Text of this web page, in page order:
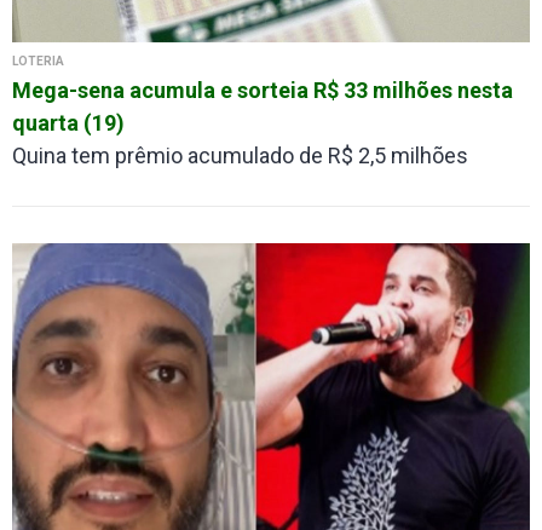
LOTERIA
Mega-sena acumula e sorteia R$ 33 milhões nesta
quarta (19)
Quina tem prêmio acumulado de R$ 2,5 milhões